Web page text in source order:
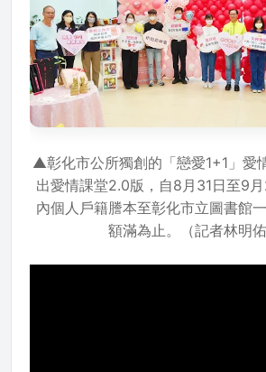
▲彰化市公所獨創的「戀愛1+1」愛
出愛情課堂2.0版，自8月31日至9
內個人戶籍謄本至彰化市立圖書館
額滿為止。（記者林明佑